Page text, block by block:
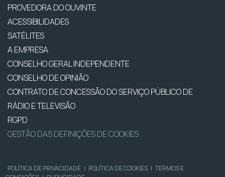
PROVEDORA DO OUVINTE
ACESSIBILIDADES
SATÉLITES
A EMPRESA
CONSELHO GERAL INDEPENDENTE
CONSELHO DE OPINIÃO
CONTRATO DE CONCESSÃO DO SERVIÇO PÚBLICO DE
RÁDIO E TELEVISÃO
RGPD
GESTÃO DAS DEFINIÇÕES DE COOKIES
POLÍTICA DE PRIVACIDADE | POLÍTICA DE COOKIES | TERMOS E